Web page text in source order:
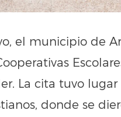
el municipio de
La cita tuvo
donde se